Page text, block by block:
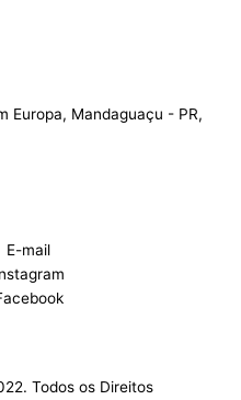
Europa, Mandaguaçu - PR,
E-mail
Todos os Direitos